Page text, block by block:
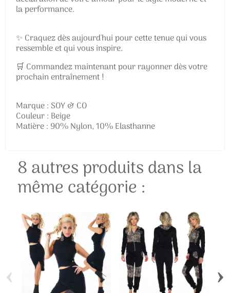
la performance.
✨ Craquez dès aujourd'hui pour cette tenue qui vous
ressemble et qui vous inspire.
🛒 Commandez maintenant pour rayonner dès votre
prochain entraînement !
Marque : SOY & CO
Couleur : Beige
Matière : 90% Nylon, 10% Elasthanne
8 autres produits dans la
même catégorie :
‹ ›